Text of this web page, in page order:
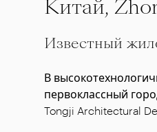
Китай,
Известный
В
первоклассный
Tongji Architectural